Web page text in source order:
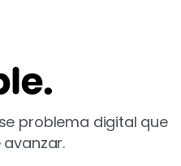
problema digital que